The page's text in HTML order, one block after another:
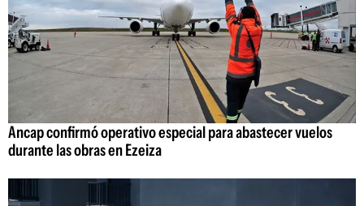
Ancap confirmó operativo especial para abastecer vuelos
durante las obras en Ezeiza